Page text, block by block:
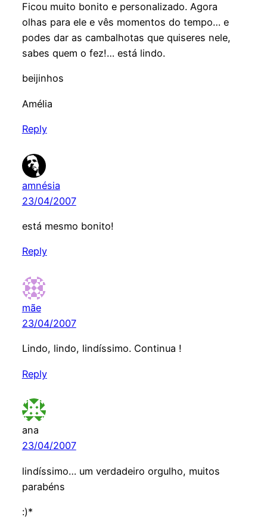
Ficou muito bonito e personalizado. Agora
olhas para ele e vês momentos do tempo… e
podes dar as cambalhotas que quiseres nele,
sabes quem o fez!… está lindo.
beijinhos
Amélia
Reply
amnésia
23/04/2007
está mesmo bonito!
Reply
mãe
23/04/2007
Lindo, lindo, lindíssimo. Continua !
Reply
ana
23/04/2007
lindíssimo… um verdadeiro orgulho, muitos
parabéns
:)*